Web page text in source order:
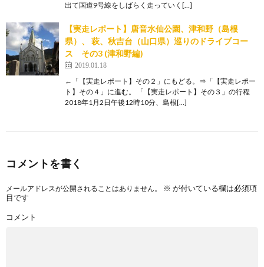
出て国道9号線をしばらく走っていく[…]
【実走レポート】唐音水仙公園、津和野（島根
県）、 萩、秋吉台（山口県）巡りのドライブコー
ス その3 (津和野編)
2019.01.18
←「【実走レポート】その２」にもどる。⇒「【実走レポー
ト】その４」に進む。 「【実走レポート】その３」の行程
2018年1月2日午後12時10分、島根[…]
コメントを書く
メールアドレスが公開されることはありません。 ※ が付いている欄は必須項
目です
コメント